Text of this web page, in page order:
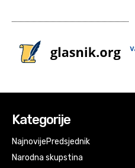
Kategorije
NajnovijePredsjednik
Narodna skupstina